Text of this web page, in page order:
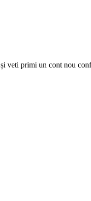
veti primi un cont nou